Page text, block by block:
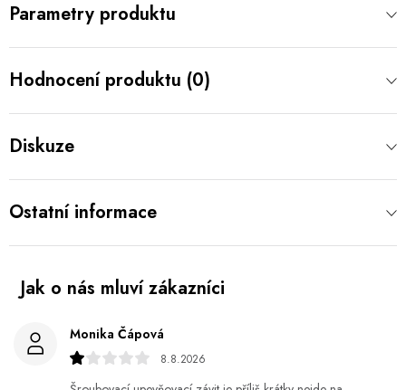
Parametry produktu
Hodnocení produktu (0)
Diskuze
Ostatní informace
Monika Čápová
8.8.2026